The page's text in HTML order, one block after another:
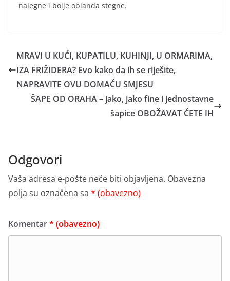
nalegne i bolje oblanda stegne.
MRAVI U KUĆI, KUPATILU, KUHINJI, U ORMARIMA,
IZA FRIŽIDERA? Evo kako da ih se riješite,
NAPRAVITE OVU DOMAĆU SMJESU
ŠAPE OD ORAHA – jako, jako fine i jednostavne
šapice OBOŽAVAT ĆETE IH
Odgovori
Vaša adresa e-pošte neće biti objavljena. Obavezna
polja su označena sa * (obavezno)
Komentar* (obavezno)